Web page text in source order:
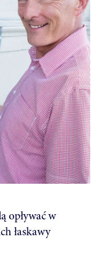
opływać w
łaskawy